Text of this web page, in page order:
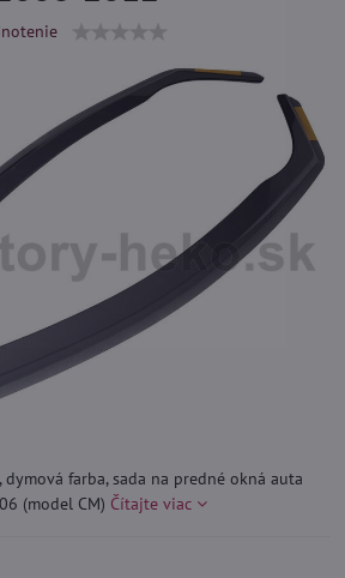
farba, sada na predné okná auta
(model CM) Čítajte viac